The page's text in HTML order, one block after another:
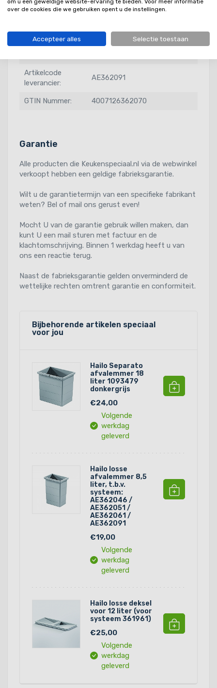
Diepte:
Artikelcode
leverancier:
AE362091
GTIN Nummer: 4007126362070
Garantie
Alle producten die Keukenspeciaal.nl via de webwinkel
verkoopt hebben een geldige fabrieksgarantie.
Wilt u de garantietermijn van een specifieke fabrikant
weten? Bel of mail ons gerust even!
Mocht U van de garantie gebruik willen maken, dan
kunt U een mail sturen met factuur en de
klachtomschrijving. Binnen 1 werkdag heeft u van
ons een reactie terug.
Naast de fabrieksgarantie gelden onverminderd de
wettelijke rechten omtrent garantie en conformiteit.
Bijbehorende artikelen speciaal
voor jou
Hailo Separato
afvalemmer 18
liter 1093479
donkergrijs
€24,00
Volgende
werkdag
geleverd
Hailo losse
afvalemmer 8,5
liter, t.b.v.
systeem:
AE362046 /
AE362051 /
AE362061 /
AE362091
€19,00
Volgende
werkdag
geleverd
Hailo losse deksel
voor 12 liter (voor
systeem 361961)
€25,00
Volgende
werkdag
geleverd
om u een geweldige website-ervaring te bieden. Voor meer informatie
over de cookies die we gebruiken opent u de instellingen.
Accepteer alles Selectie toestaan